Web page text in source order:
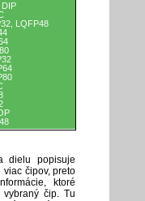
DIP
LQFP48
dielu popisuje
čipov, preto
ktoré
čip. Tu